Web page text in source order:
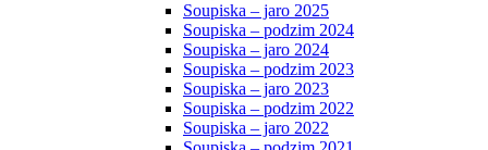
Soupiska – jaro 2025
Soupiska – podzim 2024
Soupiska – jaro 2024
Soupiska – podzim 2023
Soupiska – jaro 2023
Soupiska – podzim 2022
Soupiska – jaro 2022